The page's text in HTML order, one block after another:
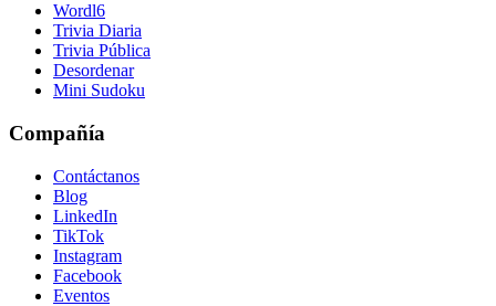
Wordl6
Trivia Diaria
Trivia Pública
Desordenar
Mini Sudoku
Compañía
Contáctanos
Blog
LinkedIn
TikTok
Instagram
Facebook
Eventos